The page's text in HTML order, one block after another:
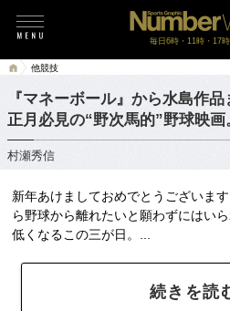
毎日6時・11時・17
他競技
『マネーボール』から水島作品
正月必見の“野次馬的”野球映画
村瀬秀信
新年あけましておめでとうございま
ら野球から離れたいと願わずにはい
低くなるこの三が日。...
続きを読